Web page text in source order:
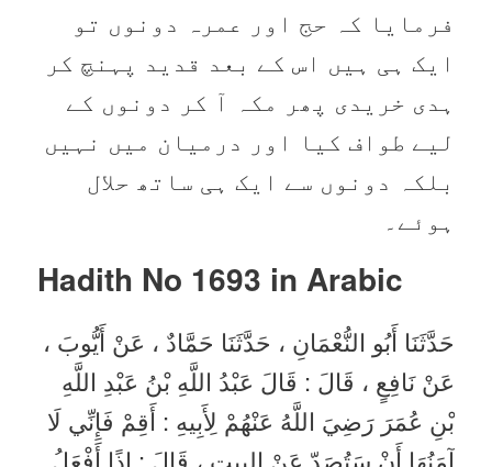
فرمایا کہ حج اور عمرہ دونوں تو
ایک ہی ہیں اس کے بعد قدید پہنچ کر
ہدی خریدی پھر مکہ آ کر دونوں کے
لیے طواف کیا اور درمیان میں نہیں
بلکہ دونوں سے ایک ہی ساتھ حلال
ہوئے۔
Hadith No 1693 in Arabic
حَدَّثَنَا أَبُو النُّعْمَانِ ، حَدَّثَنَا حَمَّادٌ ، عَنْ أَيُّوبَ ،
عَنْ نَافِعٍ ، قَالَ : قَالَ عَبْدُ اللَّهِ بْنُ عَبْدِ اللَّهِ
بْنِ عُمَرَ رَضِيَ اللَّهُ عَنْهُمْ لِأَبِيهِ : أَقِمْ فَإِنِّي لَا
آمَنُهَا أَنْ سَتُصَدّ عَنْ البيت ، قَالَ : إِذًا أَفْعَلُ